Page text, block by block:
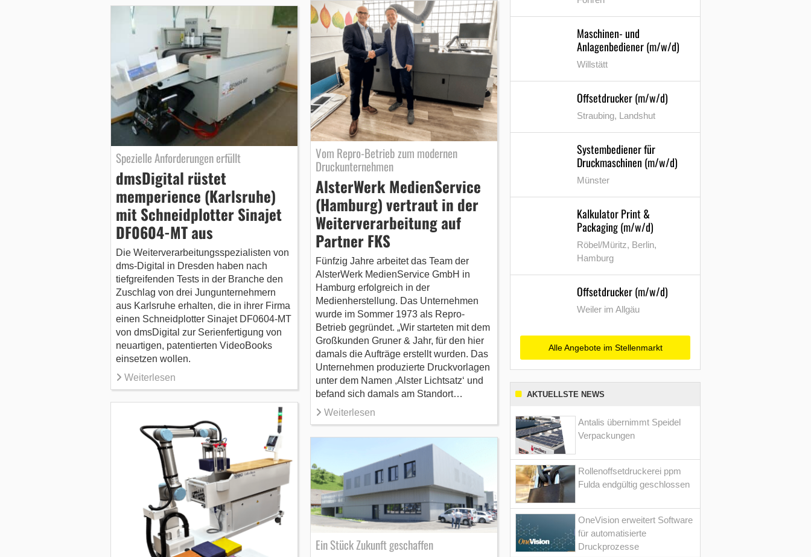
Spezielle Anforderungen erfüllt
dmsDigital rüstet
memperience (Karlsruhe)
mit Schneidplotter Sinajet
DF0604-MT aus
Die Weiterverarbeitungsspezialisten von
dms-Digital in Dresden haben nach
tiefgreifenden Tests in der Branche den
Zuschlag von drei Jungunternehmern
aus Karlsruhe erhalten, die in ihrer Firma
einen Schneidplotter Sinajet DF0604-MT
von dmsDigital zur Serienfertigung von
neuartigen, patentierten VideoBooks
einsetzen wollen.
Weiterlesen
Vom Repro-Betrieb zum modernen
Druckunternehmen
AlsterWerk MedienService
(Hamburg) vertraut in der
Weiterverarbeitung auf
Partner FKS
Fünfzig Jahre arbeitet das Team der
AlsterWerk MedienService GmbH in
Hamburg erfolgreich in der
Medienherstellung. Das Unternehmen
wurde im Sommer 1973 als Repro-
Betrieb gegründet. „Wir starteten mit dem
Großkunden Gruner & Jahr, für den hier
damals die Aufträge erstellt wurden. Das
Unternehmen produzierte Druckvorlagen
unter dem Namen ,Alster Lichtsatz‘ und
befand sich damals am Standort…
Weiterlesen
Ein Stück Zukunft geschaffen
Maschinen- und
Anlagenbediener (m/w/d)
Willstätt
Offsetdrucker (m/w/d)
Straubing, Landshut
Systembediener für
Druckmaschinen (m/w/d)
Münster
Kalkulator Print &
Packaging (m/w/d)
Röbel/Müritz, Berlin,
Hamburg
Offsetdrucker (m/w/d)
Weiler im Allgäu
Alle Angebote im Stellenmarkt
AKTUELLSTE NEWS
Antalis übernimmt Speidel
Verpackungen
Rollenoffsetdruckerei ppm
Fulda endgültig geschlossen
OneVision erweitert Software
für automatisierte
Druckprozesse